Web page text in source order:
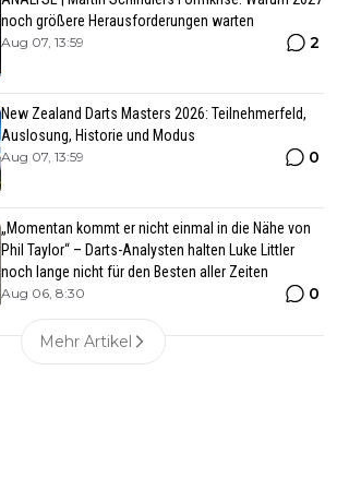
noch größere Herausforderungen warten
Aug 07, 13:59 2
New Zealand Darts Masters 2026: Teilnehmerfeld,
Auslosung, Historie und Modus
Aug 07, 13:59 0
„Momentan kommt er nicht einmal in die Nähe von
Phil Taylor“ – Darts-Analysten halten Luke Littler
noch lange nicht für den Besten aller Zeiten
Aug 06, 8:30 0
Mehr Artikel